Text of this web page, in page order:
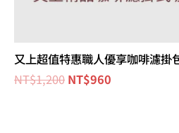
又上超值特惠職人優享咖啡濾掛
NT$1,200 NT$960